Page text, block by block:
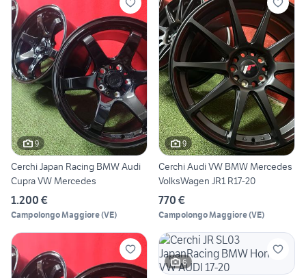
9
Cerchi Japan Racing BMW Audi
Cupra VW Mercedes
1.200 €
Campolongo Maggiore(VE)
9
Cerchi Audi VW BMW Mercedes
VolksWagen JR1 R17-20
770 €
Campolongo Maggiore(VE)
6